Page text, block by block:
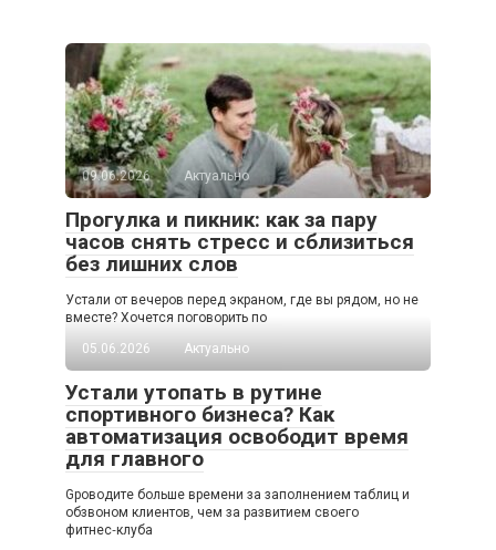
09.06.2026 Актуально
Прогулка и пикник: как за пару
часов снять стресс и сблизиться
без лишних слов
Устали от вечеров перед экраном, где вы рядом, но не
вместе? Хочется поговорить по
05.06.2026
Актуально
Устали утопать в рутине
спортивного бизнеса? Как
автоматизация освободит время
для главного
Gроводите больше времени за заполнением таблиц и
обзвоном клиентов, чем за развитием своего
фитнес‑клуба